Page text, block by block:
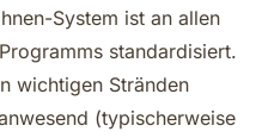
System ist an allen
standardisiert.
wichtigen Stränden
(typischerweise